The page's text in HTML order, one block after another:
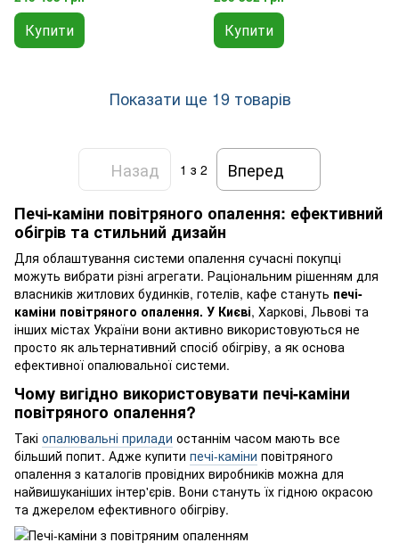
Купити Купити
Показати ще 19 товарів
Назад 1 з 2
Вперед
Печі-каміни повітряного опалення: ефективний
обігрів та стильний дизайн
Для облаштування системи опалення сучасні покупці
можуть вибрати різні агрегати. Раціональним рішенням для
власників житлових будинків, готелів, кафе стануть печі-
каміни повітряного опалення. У Києві, Харкові, Львові та
інших містах України вони активно використовуються не
просто як альтернативний спосіб обігріву, а як основа
ефективної опалювальної системи.
Чому вигідно використовувати печі-каміни
повітряного опалення?
Такі опалювальні прилади останнім часом мають все
більший попит. Адже купити печі-каміни повітряного
опалення з каталогів провідних виробників можна для
найвишуканіших інтер'єрів. Вони стануть їх гідною окрасою
та джерелом ефективного обігріву.